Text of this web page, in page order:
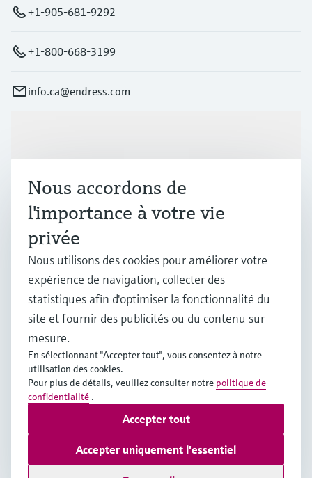
+1-905-681-9292
+1-800-668-3199
info.ca@endress.com
Industries
Support
Société
CAN•Français
Copyright © Endress+Hauser Group Services AG
Conditions d'utilisation
Politique de protection des données
Conditions générales de vente
Nous accordons de
l'importance à votre vie
privée
Nous utilisons des cookies pour améliorer votre
expérience de navigation, collecter des
statistiques afin d'optimiser la fonctionnalité du
site et fournir des publicités ou du contenu sur
mesure.
En sélectionnant "Accepter tout", vous consentez à notre
utilisation des cookies.
Pour plus de détails, veuillez consulter notre politique de
confidentialité .
Accepter uniquement l'essentiel
Accepter tout